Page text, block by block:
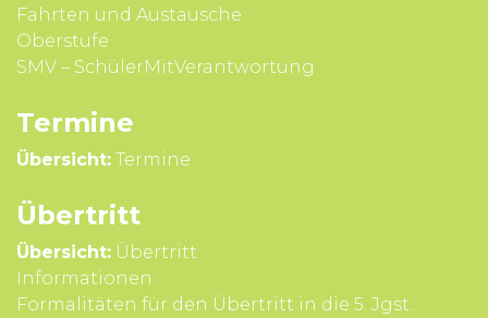
Fahrten und Aus­tausche
Ober­stufe
SMV – SchülerMitVerantwortung
Termine
Übersicht: Termine
Übertritt
Übersicht: Übertritt
Infor­mationen
Formali­täten für den Über­tritt in die 5. Jgst.